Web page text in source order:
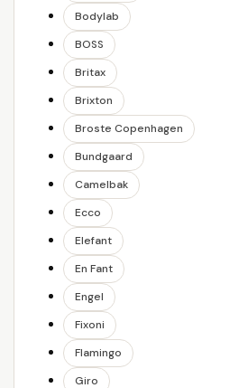
Bodylab
BOSS
Britax
Brixton
Broste Copenhagen
Bundgaard
Camelbak
Ecco
Elefant
En Fant
Engel
Fixoni
Flamingo
Giro